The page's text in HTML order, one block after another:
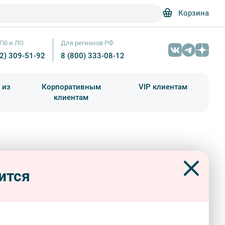
Корзина
и ЛО
309-51-92
Для регионов РФ
8 (800) 333-08-12
Корпоративным
клиентам
VIP клиентам
Мини-группа